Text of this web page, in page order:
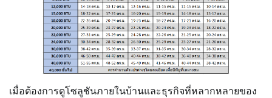
เมื่อต้องการดูโซลูชันภายในบ้านและธุรกิจที่หลากหลายของ